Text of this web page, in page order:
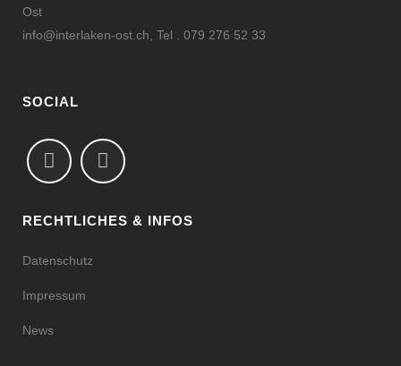
Ost
info@interlaken-ost.ch, Tel . 079 276 52 33
SOCIAL
RECHTLICHES & INFOS
Datenschutz
Impressum
News